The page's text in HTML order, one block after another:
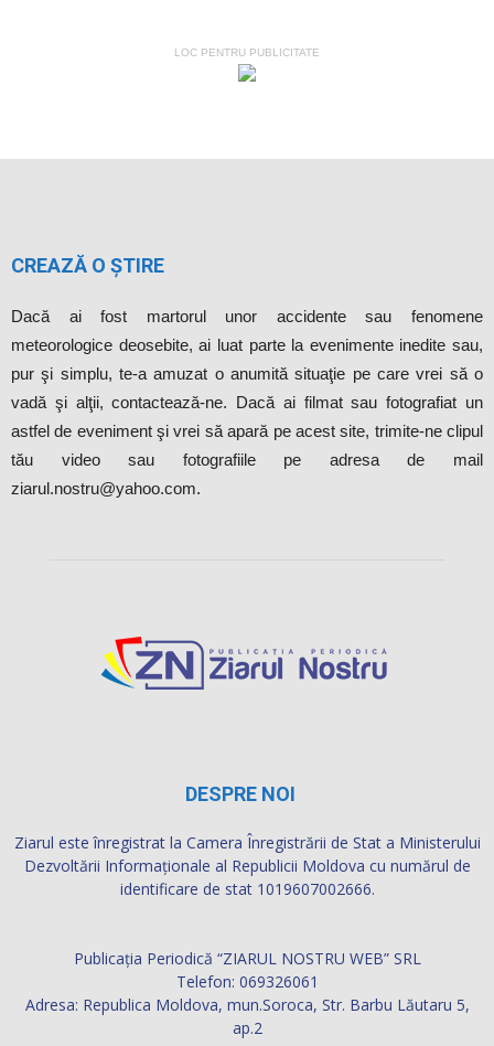
LOC PENTRU PUBLICITATE
CREAZĂ O ȘTIRE
Dacă ai fost martorul unor accidente sau fenomene
meteorologice deosebite, ai luat parte la evenimente inedite sau,
pur şi simplu, te-a amuzat o anumită situaţie pe care vrei să o
vadă şi alţii, contactează-ne. Dacă ai filmat sau fotografiat un
astfel de eveniment şi vrei să apară pe acest site, trimite-ne clipul
tău video sau fotografiile pe adresa de mail
ziarul.nostru@yahoo.com.
DESPRE NOI
Ziarul este înregistrat la Camera Înregistrării de Stat a Ministerului
Dezvoltării Informaţionale al Republicii Moldova cu numărul de
identificare de stat 1019607002666.
Publicația Periodică “ZIARUL NOSTRU WEB” SRL
Telefon: 069326061
Adresa: Republica Moldova, mun.Soroca, Str. Barbu Lăutaru 5,
ap.2